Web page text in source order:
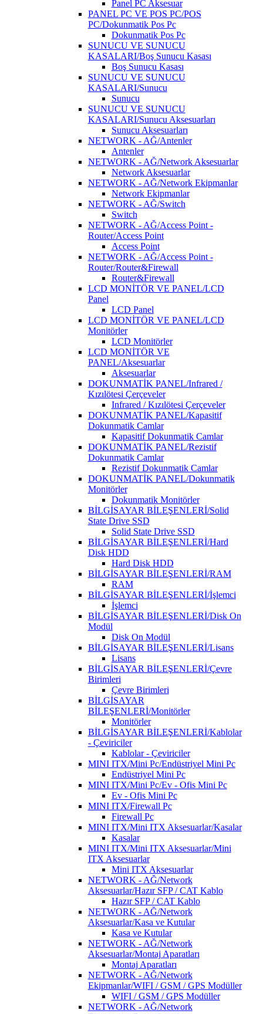
Panel PC Aksesuar
PANEL PC VE POS PC/POS
PC/Dokunmatik Pos Pc
Dokunmatik Pos Pc
SUNUCU VE SUNUCU
KASALARI/Boş Sunucu Kasası
Boş Sunucu Kasası
SUNUCU VE SUNUCU
KASALARI/Sunucu
Sunucu
SUNUCU VE SUNUCU
KASALARI/Sunucu Aksesuarları
Sunucu Aksesuarları
NETWORK - AĞ/Antenler
Antenler
NETWORK - AĞ/Network Aksesuarlar
Network Aksesuarlar
NETWORK - AĞ/Network Ekipmanlar
Network Ekipmanlar
NETWORK - AĞ/Switch
Switch
NETWORK - AĞ/Access Point -
Router/Access Point
Access Point
NETWORK - AĞ/Access Point -
Router/Router&Firewall
Router&Firewall
LCD MONİTÖR VE PANEL/LCD
Panel
LCD Panel
LCD MONİTÖR VE PANEL/LCD
Monitörler
LCD Monitörler
LCD MONİTÖR VE
PANEL/Aksesuarlar
Aksesuarlar
DOKUNMATİK PANEL/Infrared /
Kızılötesi Çerçeveler
Infrared / Kızılötesi Çerçeveler
DOKUNMATİK PANEL/Kapasitif
Dokunmatik Camlar
Kapasitif Dokunmatik Camlar
DOKUNMATİK PANEL/Rezistif
Dokunmatik Camlar
Rezistif Dokunmatik Camlar
DOKUNMATİK PANEL/Dokunmatik
Monitörler
Dokunmatik Monitörler
BİLGİSAYAR BİLEŞENLERİ/Solid
State Drive SSD
Solid State Drive SSD
BİLGİSAYAR BİLEŞENLERİ/Hard
Disk HDD
Hard Disk HDD
BİLGİSAYAR BİLEŞENLERİ/RAM
RAM
BİLGİSAYAR BİLEŞENLERİ/İşlemci
İşlemci
BİLGİSAYAR BİLEŞENLERİ/Disk On
Modül
Disk On Modül
BİLGİSAYAR BİLEŞENLERİ/Lisans
Lisans
BİLGİSAYAR BİLEŞENLERİ/Çevre
Birimleri
Çevre Birimleri
BİLGİSAYAR
BİLEŞENLERİ/Monitörler
Monitörler
BİLGİSAYAR BİLEŞENLERİ/Kablolar
- Çeviriciler
Kablolar - Çeviriciler
MINI ITX/Mini Pc/Endüstriyel Mini Pc
Endüstriyel Mini Pc
MINI ITX/Mini Pc/Ev - Ofis Mini Pc
Ev - Ofis Mini Pc
MINI ITX/Firewall Pc
Firewall Pc
MINI ITX/Mini ITX Aksesuarlar/Kasalar
Kasalar
MINI ITX/Mini ITX Aksesuarlar/Mini
ITX Aksesuarlar
Mini ITX Aksesuarlar
NETWORK - AĞ/Network
Aksesuarlar/Hazır SFP / CAT Kablo
Hazır SFP / CAT Kablo
NETWORK - AĞ/Network
Aksesuarlar/Kasa ve Kutular
Kasa ve Kutular
NETWORK - AĞ/Network
Aksesuarlar/Montaj Aparatları
Montaj Aparatları
NETWORK - AĞ/Network
Ekipmanlar/WIFI / GSM / GPS Modüller
WIFI / GSM / GPS Modüller
NETWORK - AĞ/Network